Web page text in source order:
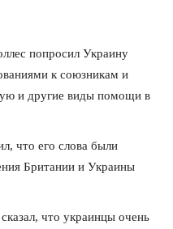
попросил Украину
к союзникам и
и другие виды помощи в
что его слова были
Британии и Украины
что украинцы очень